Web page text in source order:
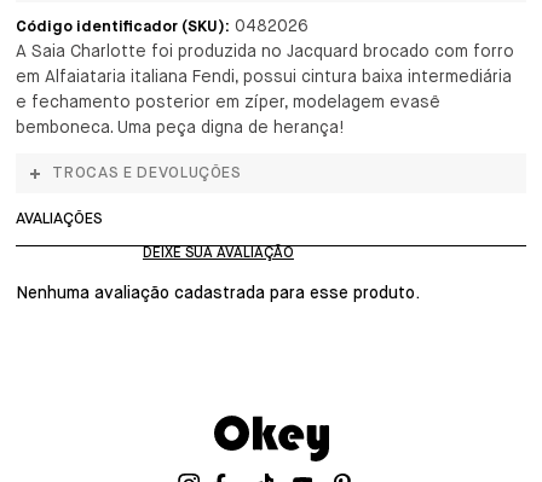
Código identificador (SKU): 0482026
A Saia Charlotte foi produzida no Jacquard brocado com forro
em Alfaiataria italiana Fendi, possui cintura baixa intermediária
e fechamento posterior em zíper, modelagem evasê
bemboneca. Uma peça digna de herança!
TROCAS E DEVOLUÇÕES
AVALIAÇÕES
Nenhuma avaliação cadastrada para esse produto.